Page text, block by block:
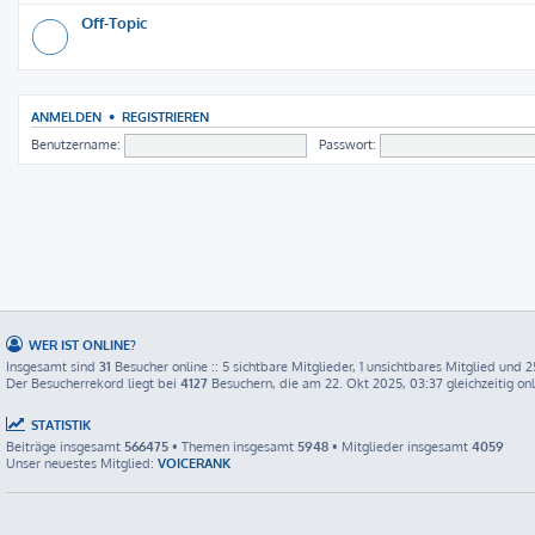
Off-Topic
ANMELDEN • REGISTRIEREN
Benutzername: Passwort:
WER IST ONLINE?
Insgesamt sind 31 Besucher online :: 5 sichtbare Mitglieder, 1 unsichtbares Mitglied und
Der Besucherrekord liegt bei 4127 Besuchern, die am 22. Okt 2025, 03:37 gleichzeitig
STATISTIK
Beiträge insgesamt 566475 • Themen insgesamt 5948 • Mitglieder insgesamt 4059
Unser neuestes Mitglied: VOICERANK